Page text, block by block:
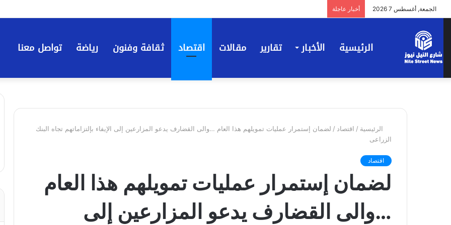
الجمعة, أغسطس 7 2026 أخبار عاجلة
الرئيسية الأخبار تقارير مقالات اقتصاد ثقافة وفنون رياضة تواصل معنا
الرئيسية / اقتصاد / لضمان إستمرار عمليات تمويلهم هذا العام …والى القضارف يدعو المزارعين إلى الإيفاء بإلتزاماتهم تجاه البنك
الزراعى
اقتصاد
لضمان إستمرار عمليات تمويلهم هذا العام
…والى القضارف يدعو المزارعين إلى